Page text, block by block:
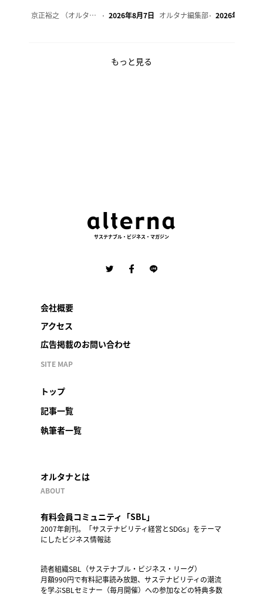
京正裕之 （オルタナ副編集長） 2026年8月7日 オルタナ編集部 2026年8月7日
もっと見る
サステナブル・ビジネス・マガジン
会社概要
アクセス
広告掲載のお問い合わせ
SITE MAP
トップ
記事一覧
執筆者一覧
オルタナとは
ABOUT
有料会員コミュニティ「SBL」
2007年創刊。「サステナビリティ経営とSDGs」をテーマ
にしたビジネス情報誌
読者組織SBL（サステナブル・ビジネス・リーグ）
月額990円で有料記事読み放題、サステナビリティの潮流
を学ぶSBLセミナー（毎月開催）への参加などの特典多数